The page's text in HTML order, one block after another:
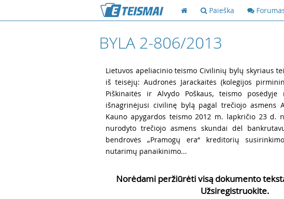
Paieška
BYLA 2-806/2013
Lietuvos apeliacinio teismo Civilinių bylų skyriaus
iš teisėjų: Audronės Jarackaitės (kolegijos
Piškinaitės ir Alvydo Poškaus, teismo posėdyje
išnagrinėjusi civilinę bylą pagal trečiojo asmens
Kauno apygardos teismo 2012 m. lapkričio 23 d.
nurodyto trečiojo asmens skundai dėl
bendrovės „Pramogų era“ kreditorių
nutarimų panaikinimo...
Norėdami peržiūrėti visą dokumento
Užsiregistruokite.